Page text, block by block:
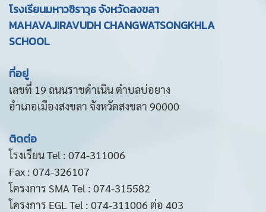
โรงเรียนมหาวชิราวุธ จังหวัดสงขลา
MAHAVAJIRAVUDH CHANGWATSONGKHLA
SCHOOL
ที่อยู่
เลขที่ 19 ถนนราชดำเนิน ตำบลบ่อยาง
อำเภอเมืองสงขลา จังหวัดสงขลา 90000
ติดต่อ
โรงเรียน Tel : 074-311006
Fax : 074-326107
โครงการ SMA Tel : 074-315582
โครงการ EGL Tel : 074-311006 ต่อ 403